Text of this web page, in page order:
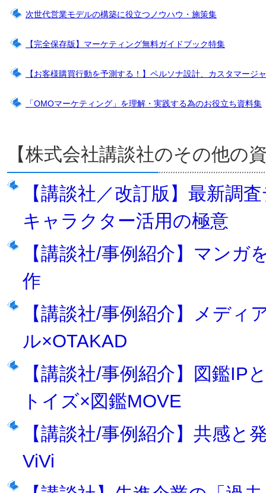
次世代営業モデルの構築に役立つノウハウ・施策集
【完全保存版】マーケティング無料ガイドブック特集
【お客様購買行動を予測する！】ペルソナ設計、カスタマージ
「OMOマーケティング」を理解・実践する為のお役立ち資料集
【株式会社講談社のその他の
【講談社／改訂版】最新
キャラクター活用の極意
【講談社/事例紹介】マン
作
【講談社/事例紹介】メデ
ル×OTAKAD
【講談社/事例紹介】図鑑
トイズ×図鑑MOVE
【講談社/事例紹介】共感と
ViVi